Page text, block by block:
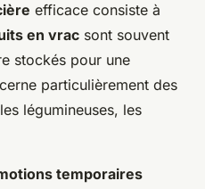
efficace consiste à
en vrac sont souvent
stockés pour une
particulièrement des
légumineuses, les
temporaires